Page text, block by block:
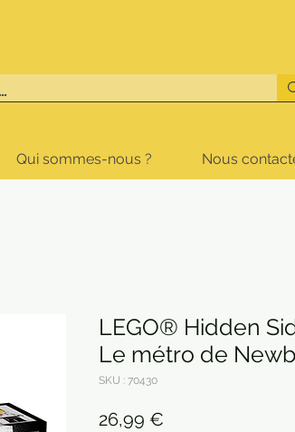
Qui sommes-nous ? Nous
LEGO® Hidden
Le métro de
SKU : 70430
26,99 €